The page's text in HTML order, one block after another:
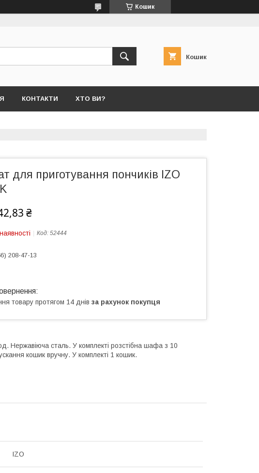
Кошик
Кошик
КОНТАКТИ ХТО ВИ?
для приготування пончиків IZO
₴
Код: 52444
208-47-13
товару протягом 14 днів за рахунок покупця
Нержавіюча сталь. У комплекті розстібна шафа з 10
кошик вручну. У комплекті 1 кошик.
IZO